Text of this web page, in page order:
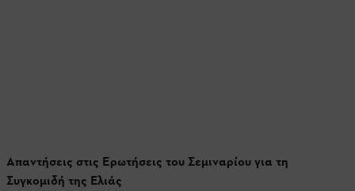
Απαντήσεις στις Ερωτήσεις του Σεμιναρίου για τη
Συγκομιδή της Ελιάς